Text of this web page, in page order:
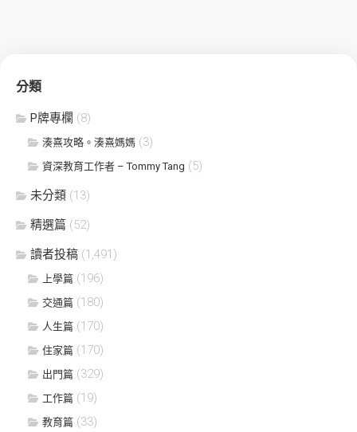
分類
P牌專欄 (8)
湊熹攻略。湊熹媽媽 (3)
資深教育工作者 – Tommy Tang (5)
未分類 (13)
精選篇 (52)
讀者投稿 (1,491)
上學篇 (196)
交通篇 (180)
人生篇 (170)
住家篇 (170)
出門篇 (329)
工作篇 (19)
教育篇 (33)